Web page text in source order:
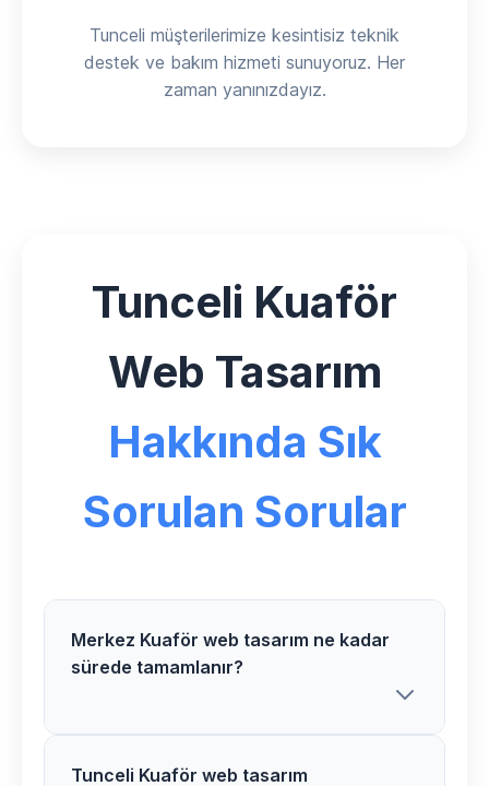
Tunceli müşterilerimize kesintisiz teknik
destek ve bakım hizmeti sunuyoruz. Her
zaman yanınızdayız.
Tunceli Kuaför
Web Tasarım
Hakkında Sık
Sorulan Sorular
Merkez Kuaför web tasarım ne kadar
sürede tamamlanır?
Merkez bölgesindeki Kuaför web
Tunceli Kuaför web tasarım